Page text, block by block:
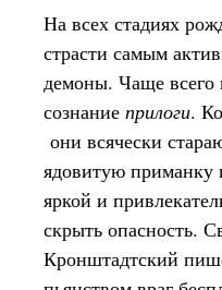
На всех стадиях
страсти самым
демоны. Чаще всего
сознание прилоги.
они всячески
ядовитую приманку
яркой и
скрыть опасность.
Кронштадтский